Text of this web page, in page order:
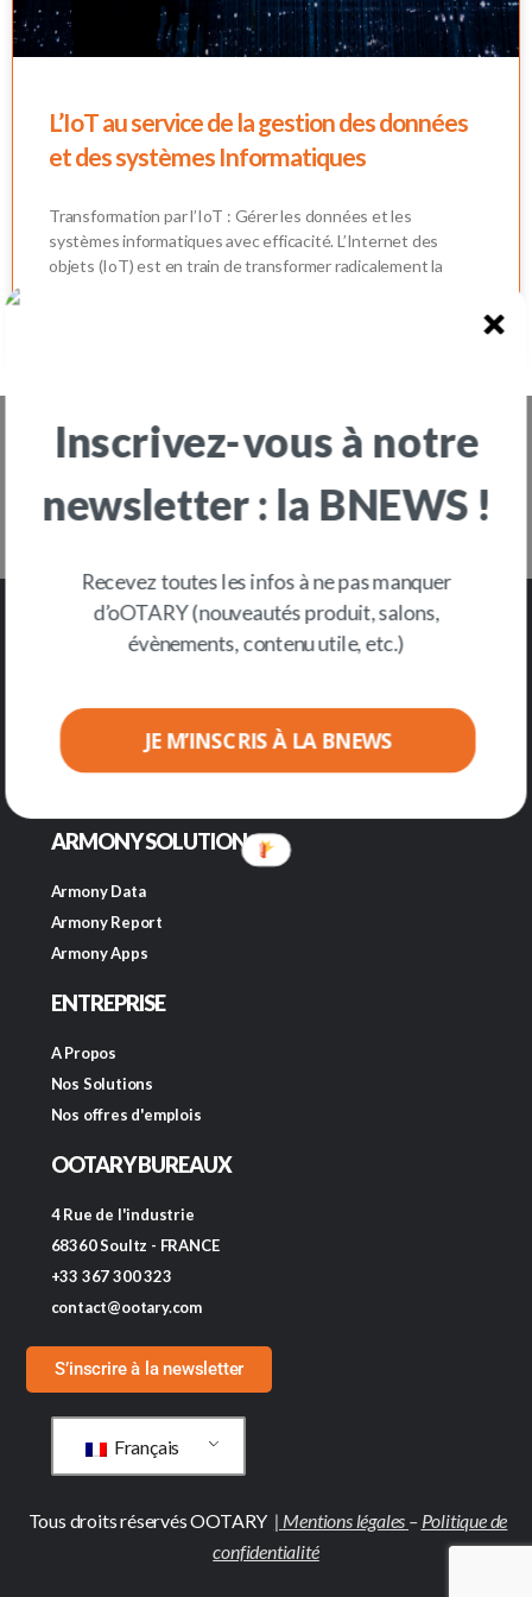
L’IoT au service de la gestion des données
et des systèmes Informatiques
Transformation par l’IoT : Gérer les données et les
systèmes informatiques avec efficacité. L’Internet des
objets (IoT) est en train de transformer radicalement la
L'aventure OOTARY vous fait envie ?
Nous rejoindre
ARMONY SOLUTION
Armony Data
Armony Report
Armony Apps
ENTREPRISE
A Propos
Nos Solutions
Nos offres d'emplois
OOTARY BUREAUX
4 Rue de l'industrie
68360 Soultz - FRANCE
+33 367 300 323
contact@ootary.com
S’inscrire à la newsletter
Français
Tous droits réservés OOTARY | Mentions légales – Politique de
confidentialité
Inscrivez-vous à notre
newsletter : la BNEWS !
Recevez toutes les infos à ne pas manquer
d’oOTARY (nouveautés produit, salons,
évènements, contenu utile, etc.)
JE M’INSCRIS À LA BNEWS